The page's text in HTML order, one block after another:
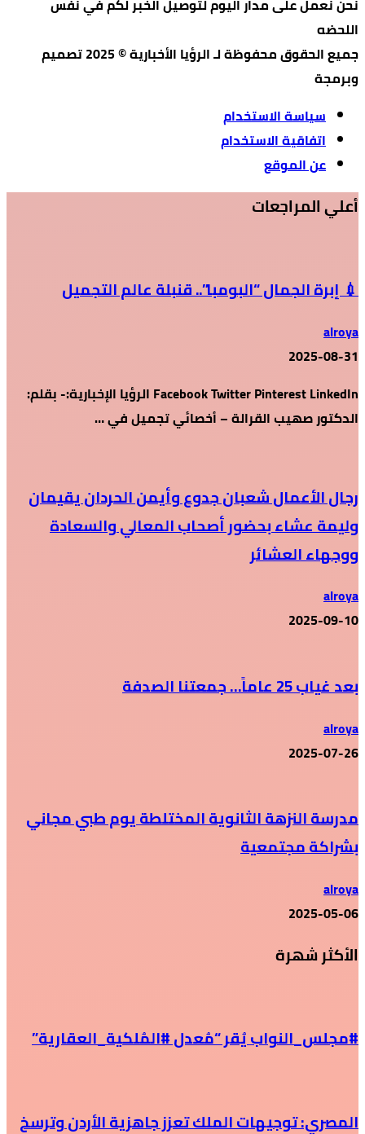
نحن نعمل على مدار اليوم لتوصيل الخبر لكم في نفس
اللحضه
جميع الحقوق محفوظة لـ الرؤيا الأخبارية © 2025 تصميم
وبرمجة
سياسة الاستخدام
اتفاقية الاستخدام
عن الموقع
أعلي المراجعات
💉 إبرة الجمال “البومبا”.. قنبلة عالم التجميل
alroya
2025-08-31
Facebook Twitter Pinterest LinkedIn الرؤيا الإخبارية:- بقلم:
الدكتور صهيب القرالة – أخصائي تجميل في …
رجال الأعمال شعبان جدوع وأيمن الحردان يقيمان
وليمة عشاء بحضور أصحاب المعالي والسعادة
ووجهاء العشائر
alroya
2025-09-10
بعد غياب 25 عاماً… جمعتنا الصدفة
alroya
2025-07-26
مدرسة النزهة الثانوية المختلطة يوم طبي مجاني
بشراكة مجتمعية
alroya
2025-05-06
الأكثر شهرة
#مجلس_النواب يُقر “مُعدل #المُلكية_العقارية”
المصري: توجيهات الملك تعزز جاهزية الأردن وترسخ